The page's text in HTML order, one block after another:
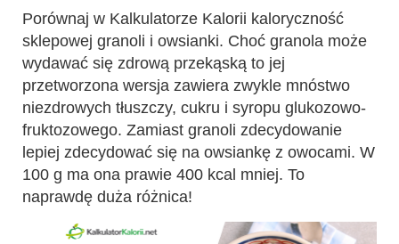
Porównaj w Kalkulatorze Kalorii kaloryczność
sklepowej granoli i owsianki. Choć granola może
wydawać się zdrową przekąską to jej
przetworzona wersja zawiera zwykle mnóstwo
niezdrowych tłuszczy, cukru i syropu glukozowo-
fruktozowego. Zamiast granoli zdecydowanie
lepiej zdecydować się na owsiankę z owocami. W
100 g ma ona prawie 400 kcal mniej. To
naprawdę duża różnica!